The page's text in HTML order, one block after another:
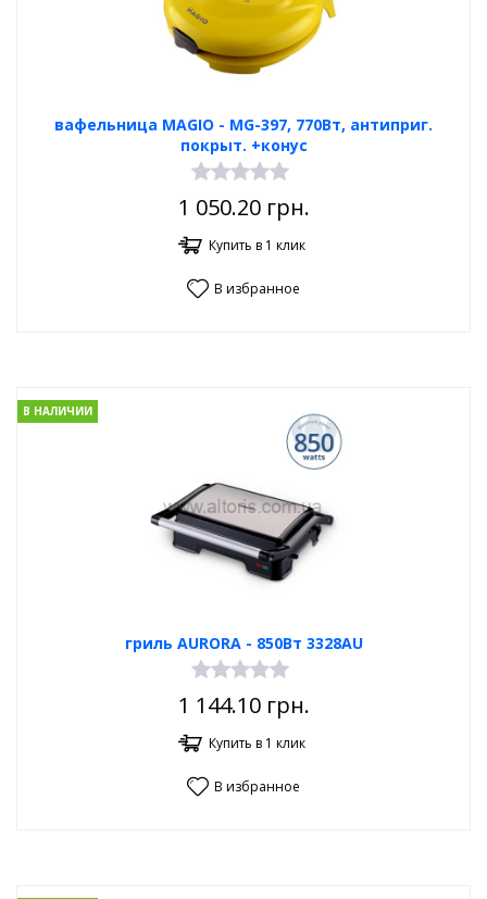
вафельница MAGIO - МG-397, 770Вт, антиприг.
покрыт. +конус
1 050.20грн.
Купить в 1 клик
В избранное
гриль AURORA - 850Вт 3328AU
В НАЛИЧИИ
1 144.10грн.
Купить в 1 клик
В избранное